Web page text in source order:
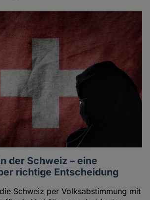
der Schweiz – eine
richtige Entscheidung
Schweiz per Volksabstimmung mit